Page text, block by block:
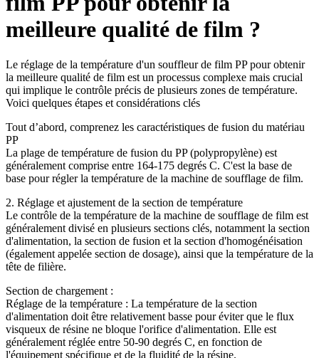
meilleure qualité de film ?
Le réglage de la température d'un souffleur de film PP pour obtenir
la meilleure qualité de film est un processus complexe mais crucial
qui implique le contrôle précis de plusieurs zones de température.
Voici quelques étapes et considérations clés
Tout d’abord, comprenez les caractéristiques de fusion du matériau
PP
La plage de température de fusion du PP (polypropylène) est
généralement comprise entre 164-175 degrés C. C'est la base de
base pour régler la température de la machine de soufflage de film.
2. Réglage et ajustement de la section de température
Le contrôle de la température de la machine de soufflage de film est
généralement divisé en plusieurs sections clés, notamment la section
d'alimentation, la section de fusion et la section d'homogénéisation
(également appelée section de dosage), ainsi que la température de la
tête de filière.
Section de chargement :
Réglage de la température : La température de la section
d'alimentation doit être relativement basse pour éviter que le flux
visqueux de résine ne bloque l'orifice d'alimentation. Elle est
généralement réglée entre 50-90 degrés C, en fonction de
l'équipement spécifique et de la fluidité de la résine.